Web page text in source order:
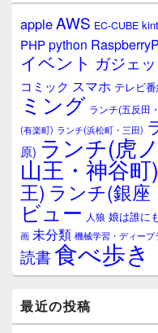
ウ
ィ
ジ
ェ
ア
appleAWS EC-CUBE
PHPpython
イベント ガジェ
コミック スマホ テレビ
ミング ランチ(五反田
(有楽町) ランチ(浜松町・三田)
原) ランチ(虎
山王・神谷町)
王) ランチ(銀座
ビュー 人狼 娘は誰に
画 未分類 機械学習・ディープ
読書食べ歩き
最近の投稿